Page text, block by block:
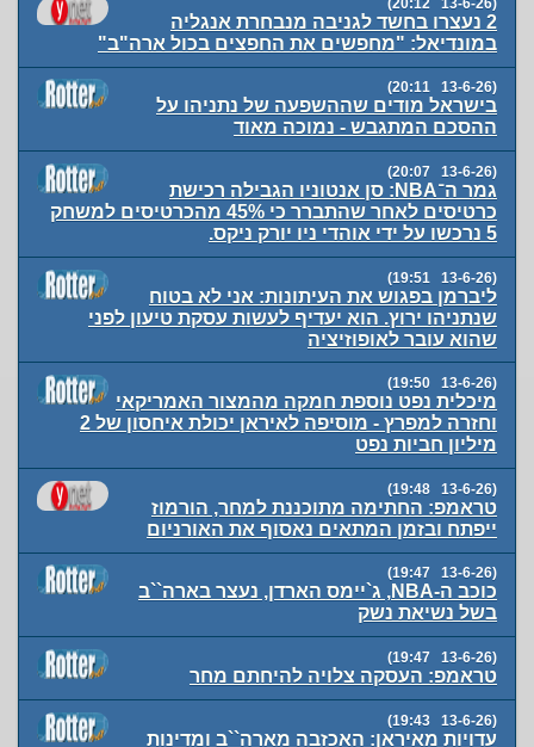
2 נעצרו בחשד לגניבה מנבחרת אנגליה
במונדיאל: "מחפשים את החפצים בכול ארה"ב"
(13-6-26 20:11)
בישראל מודים שההשפעה של נתניהו על
ההסכם המתגבש - נמוכה מאוד
(13-6-26 20:07)
גמר ה־NBA: סן אנטוניו הגבילה רכישת
כרטיסים לאחר שהתברר כי 45% מהכרטיסים למשחק
5 נרכשו על ידי אוהדי ניו יורק ניקס.
(13-6-26 19:51)
ליברמן בפגוש את העיתונות: אני לא בטוח
שנתניהו ירוץ. הוא יעדיף לעשות עסקת טיעון לפני
שהוא עובר לאופוזיציה
(13-6-26 19:50)
מיכלית נפט נוספת חמקה מהמצור האמריקאי
וחזרה למפרץ - מוסיפה לאיראן יכולת איחסון של 2
מיליון חביות נפט
(13-6-26 19:48)
טראמפ: החתימה מתוכננת למחר, הורמוז
ייפתח ובזמן המתאים נאסוף את האורניום
(13-6-26 19:47)
כוכב ה-NBA, ג`יימס הארדן, נעצר בארה``ב
בשל נשיאת נשק
(13-6-26 19:47)
טראמפ: העסקה צלויה להיחתם מחר
(13-6-26 19:43)
עדויות מאיראן: האכזבה מארה``ב ומדינות